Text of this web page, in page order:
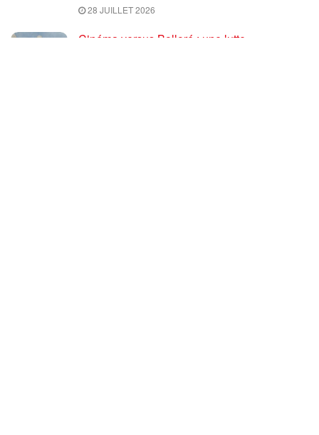
28 JUILLET 2026
Cinéma versus Bolloré : une lutte